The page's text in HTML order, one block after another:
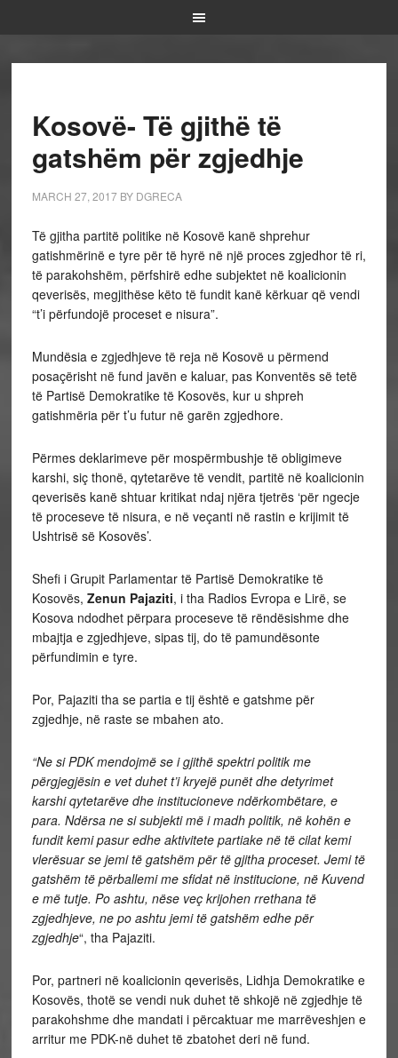
Kosovë- Të gjithë të
gatshëm për zgjedhje
MARCH 27, 2017BY DGRECA
Të gjitha partitë politike në Kosovë kanë shprehur
gatishmërinë e tyre për të hyrë në një proces zgjedhor të ri,
të parakohshëm, përfshirë edhe subjektet në koalicionin
qeverisës, megjithëse këto të fundit kanë kërkuar që vendi
“t’i përfundojë proceset e nisura”.
Mundësia e zgjedhjeve të reja në Kosovë u përmend
posaçërisht në fund javën e kaluar, pas Konventës së tetë
të Partisë Demokratike të Kosovës, kur u shpreh
gatishmëria për t’u futur në garën zgjedhore.
Përmes deklarimeve për mospërmbushje të obligimeve
karshi, siç thonë, qytetarëve të vendit, partitë në koalicionin
qeverisës kanë shtuar kritikat ndaj njëra tjetrës ‘për ngecje
të proceseve të nisura, e në veçanti në rastin e krijimit të
Ushtrisë së Kosovës’.
Shefi i Grupit Parlamentar të Partisë Demokratike të
Kosovës, Zenun Pajaziti, i tha Radios Evropa e Lirë, se
Kosova ndodhet përpara proceseve të rëndësishme dhe
mbajtja e zgjedhjeve, sipas tij, do të pamundësonte
përfundimin e tyre.
Por, Pajaziti tha se partia e tij është e gatshme për
zgjedhje, në raste se mbahen ato.
“Ne si PDK mendojmë se i gjithë spektri politik me
përgjegjësin e vet duhet t’i kryejë punët dhe detyrimet
karshi qytetarëve dhe institucioneve ndërkombëtare, e
para. Ndërsa ne si subjekti më i madh politik, në kohën e
fundit kemi pasur edhe aktivitete partiake në të cilat kemi
vlerësuar se jemi të gatshëm për të gjitha proceset. Jemi të
gatshëm të përballemi me sfidat në institucione, në Kuvend
e më tutje. Po ashtu, nëse veç krijohen rrethana të
zgjedhjeve, ne po ashtu jemi të gatshëm edhe për
zgjedhje“, tha Pajaziti.
Por, partneri në koalicionin qeverisës, Lidhja Demokratike e
Kosovës, thotë se vendi nuk duhet të shkojë në zgjedhje të
parakohshme dhe mandati i përcaktuar me marrëveshjen e
arritur me PDK-në duhet të zbatohet deri në fund.